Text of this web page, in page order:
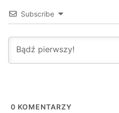
Subscribe
0 KOMENTARZY